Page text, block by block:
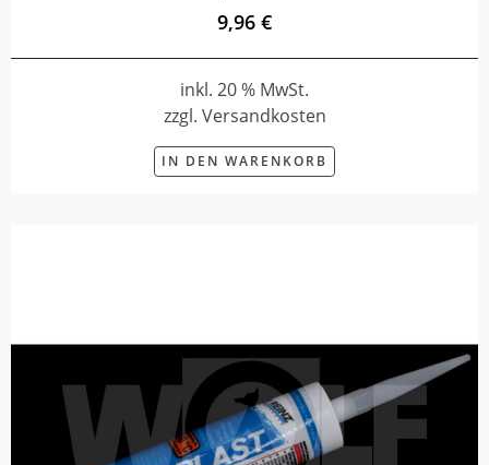
9,96 €
inkl. 20 % MwSt.
zzgl. Versandkosten
IN DEN WARENKORB